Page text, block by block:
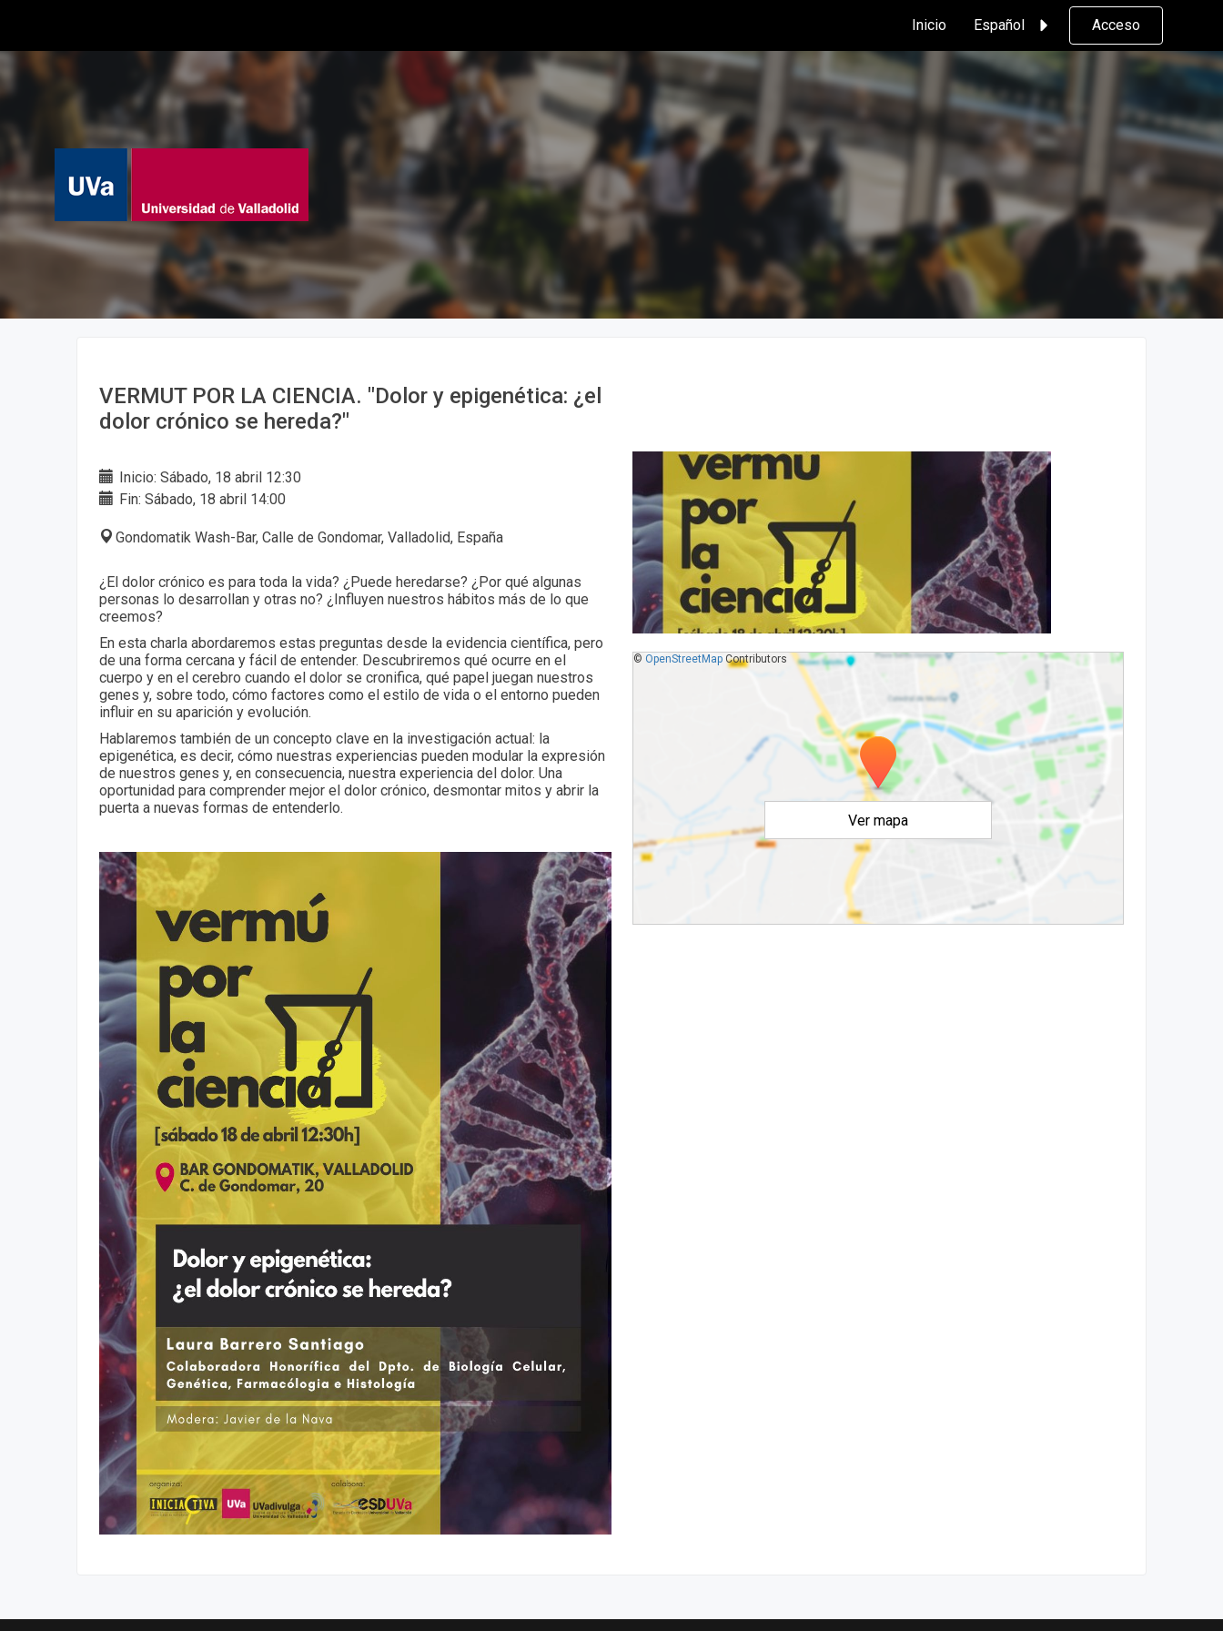
Inicio Español Acceso
VERMUT POR LA CIENCIA. "Dolor y epigenética: ¿el
dolor crónico se hereda?"
Inicio: Sábado, 18 abril 12:30
Fin: Sábado, 18 abril 14:00
Gondomatik Wash-Bar, Calle de Gondomar, Valladolid, España
¿El dolor crónico es para toda la vida? ¿Puede heredarse? ¿Por qué algunas
personas lo desarrollan y otras no? ¿Influyen nuestros hábitos más de lo que
creemos?
En esta charla abordaremos estas preguntas desde la evidencia científica, pero
de una forma cercana y fácil de entender. Descubriremos qué ocurre en el
cuerpo y en el cerebro cuando el dolor se cronifica, qué papel juegan nuestros
genes y, sobre todo, cómo factores como el estilo de vida o el entorno pueden
influir en su aparición y evolución.
Hablaremos también de un concepto clave en la investigación actual: la
epigenética, es decir, cómo nuestras experiencias pueden modular la expresión
de nuestros genes y, en consecuencia, nuestra experiencia del dolor. Una
oportunidad para comprender mejor el dolor crónico, desmontar mitos y abrir la
puerta a nuevas formas de entenderlo.
Ver mapa
© OpenStreetMapContributors